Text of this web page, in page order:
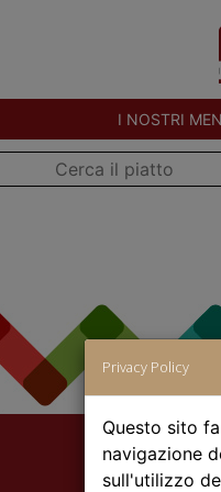
I NOSTRI
Privacy Policy
Questo sito
navigazione
sull'utilizzo